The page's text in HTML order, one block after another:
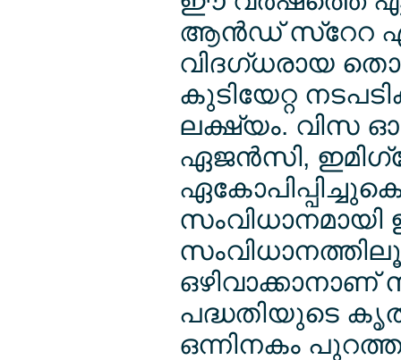
ആന്‍ഡ് സ്റേറ
വിദഗ്ധരായ
കുടിയേറ്റ
ലക്ഷ്യം. വിസ
ഏജന്‍സി,
സംവിധാനമായി
പദ്ധതിയുടെ
ഒന്നിനകം